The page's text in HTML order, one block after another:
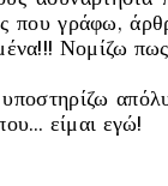
που γράφω,
Νομίζω πως
είμαι εγώ!